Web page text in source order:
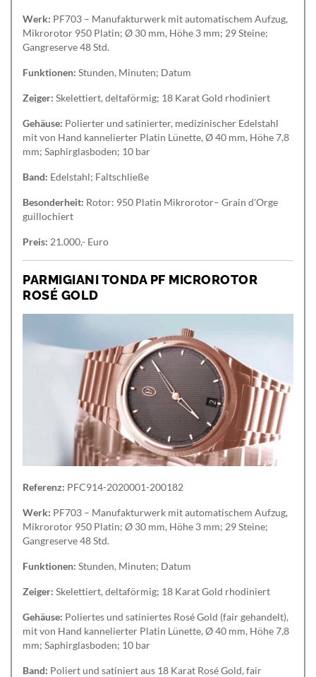
Werk: PF703 – Manufakturwerk mit automatischem Aufzug,
Mikrorotor 950 Platin; Ø 30 mm, Höhe 3 mm; 29 Steine;
Gangreserve 48 Std.
Funktionen: Stunden, Minuten; Datum
Zeiger: Skelettiert, deltaförmig; 18 Karat Gold rhodiniert
Gehäuse: Polierter und satinierter, medizinischer Edelstahl
mit von Hand kannelierter Platin Lünette, Ø 40 mm, Höhe 7,8
mm; Saphirglasboden; 10 bar
Band: Edelstahl; Faltschließe
Besonderheit: Rotor: 950 Platin Mikrorotor– Grain d'Orge
guillochiert
Preis: 21.000,- Euro
PARMIGIANI TONDA PF MICROROTOR
ROSÉ GOLD
Referenz: PFC914-2020001-200182
Werk: PF703 – Manufakturwerk mit automatischem Aufzug,
Mikrorotor 950 Platin; Ø 30 mm, Höhe 3 mm; 29 Steine;
Gangreserve 48 Std.
Funktionen: Stunden, Minuten; Datum
Zeiger: Skelettiert, deltaförmig; 18 Karat Gold rhodiniert
Gehäuse: Poliertes und satiniertes Rosé Gold (fair gehandelt),
mit von Hand kannelierter Platin Lünette, Ø 40 mm, Höhe 7,8
mm; Saphirglasboden; 10 bar
Band: Poliert und satiniert aus 18 Karat Rosé Gold, fair